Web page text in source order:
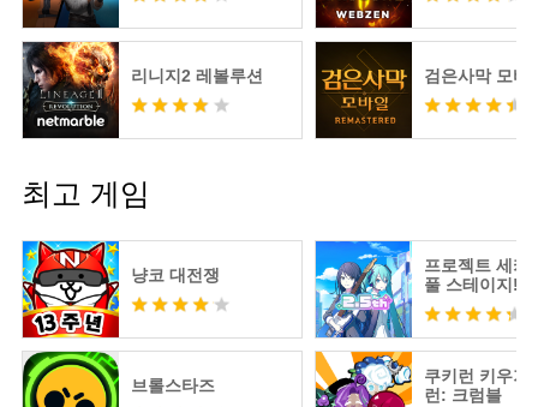
리니지2 레볼루션 검은사막 모바
최고 게임
냥코 대전쟁
브롤스타즈
프로젝트 세카
풀 스테이지!
츠네 미쿠
쿠키런 키우기
런: 크럼블